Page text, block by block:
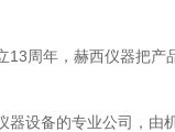
年，赫西仪器把产
备的专业公司，由